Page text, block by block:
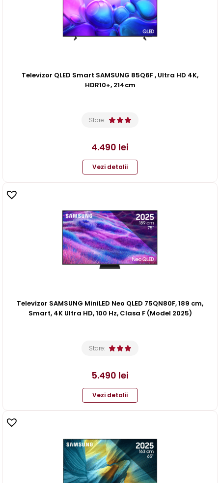
Televizor QLED Smart SAMSUNG 85Q6F , Ultra HD 4K,
HDR10+, 214cm
Stare:
4.490 lei
Vezi detalii
Televizor SAMSUNG MiniLED Neo QLED 75QN80F, 189 cm,
Smart, 4K Ultra HD, 100 Hz, Clasa F (Model 2025)
Stare:
5.490 lei
Vezi detalii